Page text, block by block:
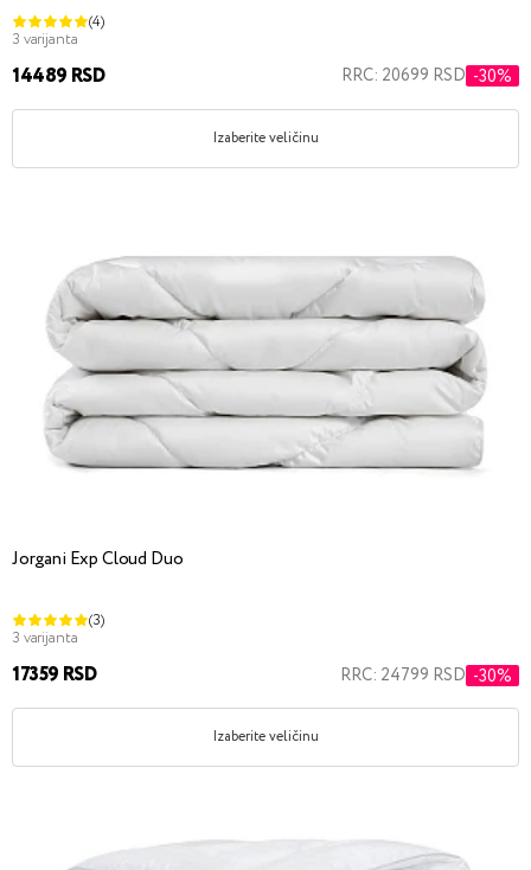
(4)
3 varijanta
14489 RSD RRC: 20699 RSD -30%
Izaberite veličinu
Jorgani Exp Cloud Duo
(3)
3 varijanta
17359 RSD RRC: 24799 RSD -30%
Izaberite veličinu